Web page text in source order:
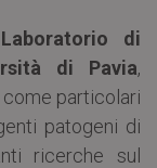
Laboratorio di
di Pavia,
particolari
patogeni di
ricerche sul